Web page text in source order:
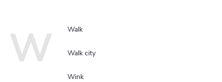
W Walk
Walk city
Wink